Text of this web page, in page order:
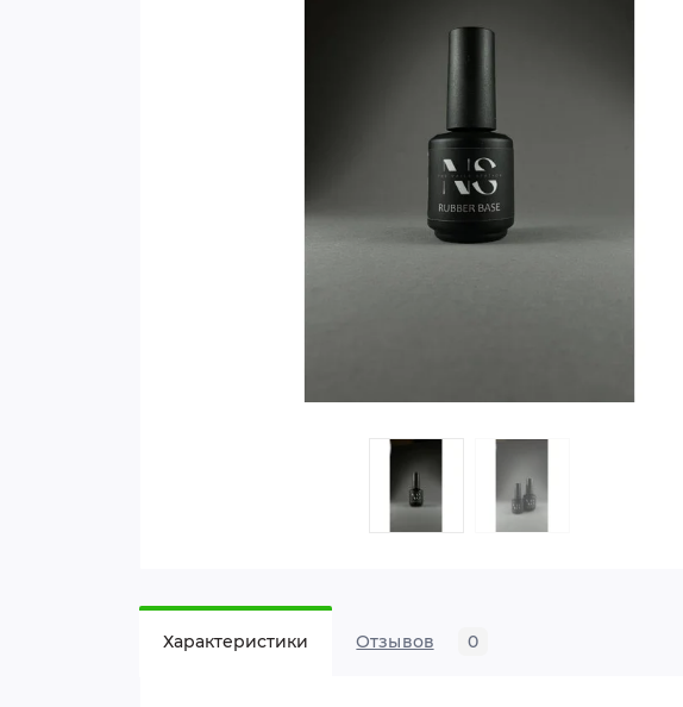
Характеристики Отзывов 0